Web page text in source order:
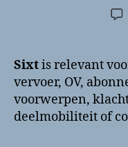
Sixtis relevant
vervoer, OV,
voorwerpen,
deelmobiliteit of